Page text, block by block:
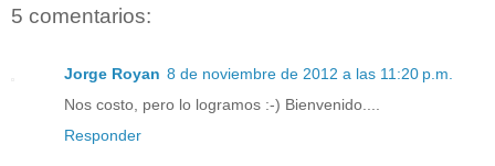
5 comentarios:
Jorge Royan 8 de noviembre de 2012 a las 11:20 p.m.
Nos costo, pero lo logramos :-) Bienvenido....
Responder